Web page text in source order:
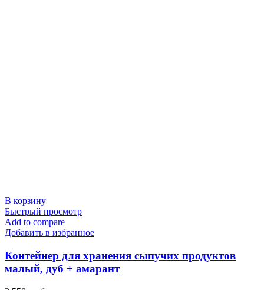
В корзину
Быстрый просмотр
Add to compare
Добавить в избранное
Контейнер для хранения сыпучих продуктов
малый, дуб + амарант